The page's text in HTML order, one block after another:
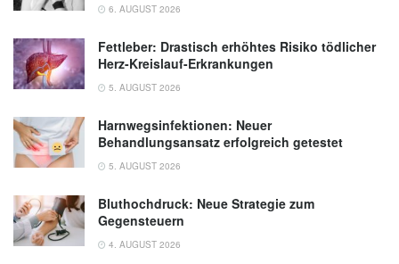
6. AUGUST 2026
Fettleber: Drastisch erhöhtes Risiko tödlicher
Herz-Kreislauf-Erkrankungen
5. AUGUST 2026
Harnwegsinfektionen: Neuer
Behandlungsansatz erfolgreich getestet
5. AUGUST 2026
Bluthochdruck: Neue Strategie zum
Gegensteuern
4. AUGUST 2026